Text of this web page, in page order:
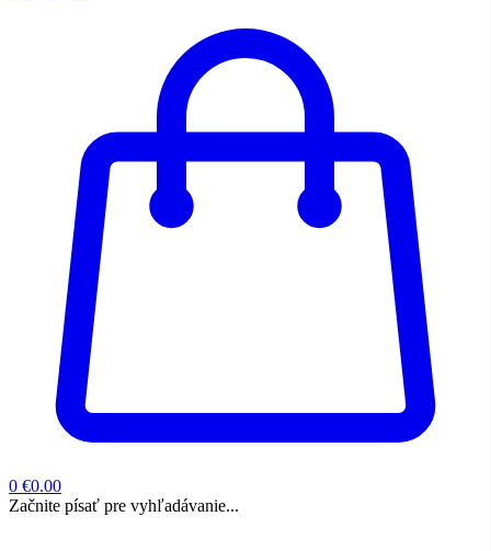
0 €0.00
Začnite písať pre vyhľadávanie...